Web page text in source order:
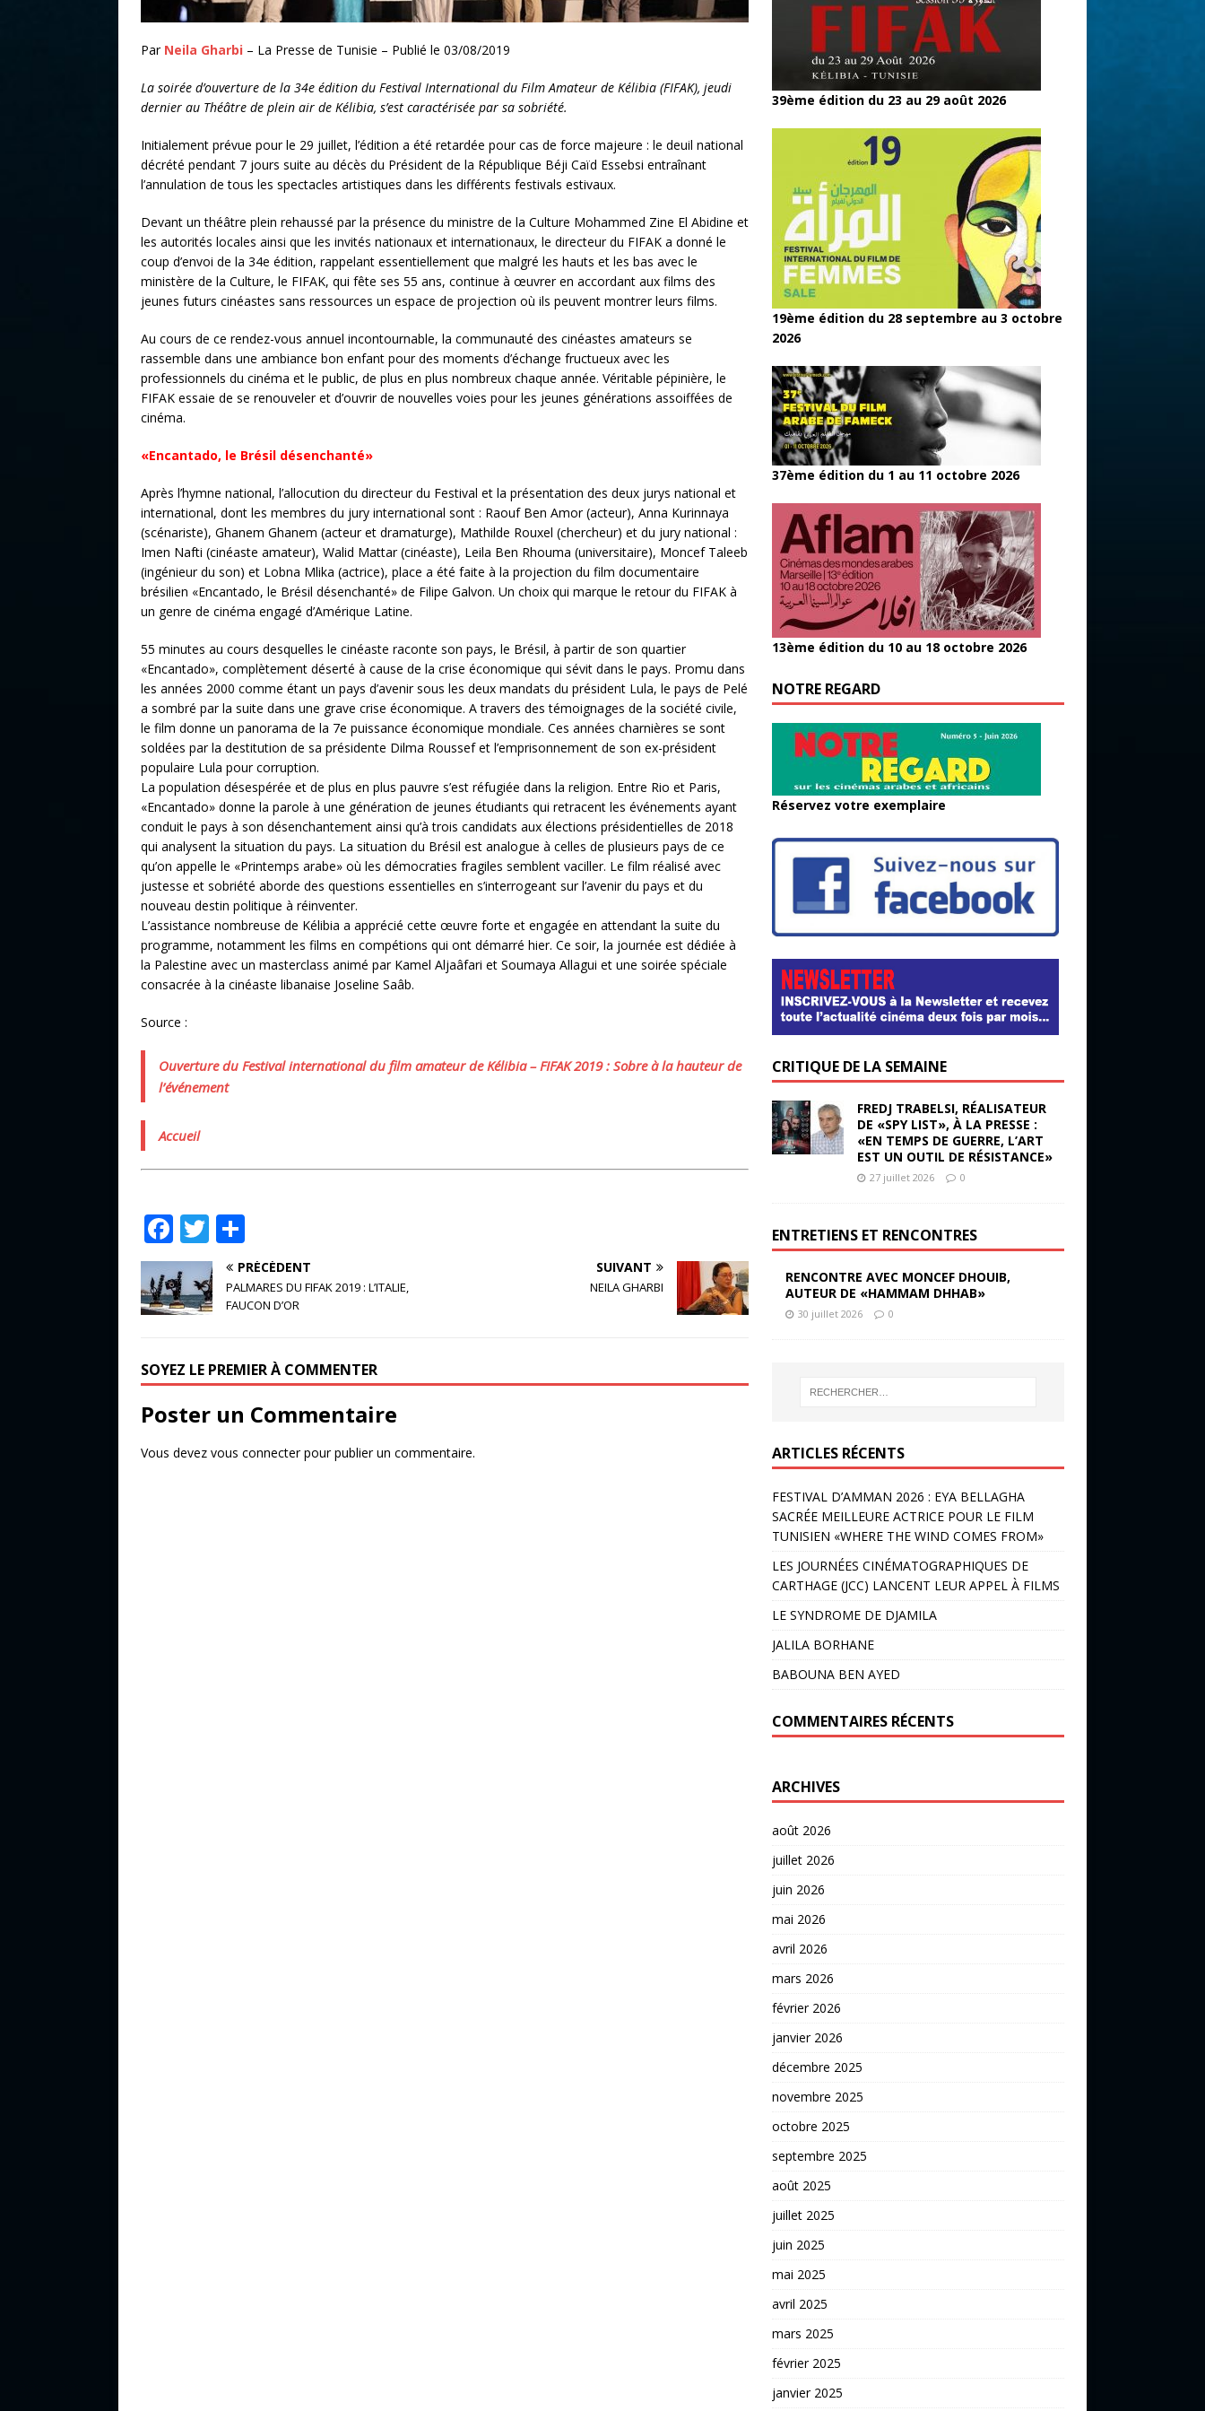
Par Neila Gharbi – La Presse de Tunisie – Publié le 03/08/2019
La soirée d’ouverture de la 34e édition du Festival International du Film Amateur de Kélibia (FIFAK), jeudi
dernier au Théâtre de plein air de Kélibia, s’est caractérisée par sa sobriété.
Initialement prévue pour le 29 juillet, l’édition a été retardée pour cas de force majeure : le deuil national
décrété pendant 7 jours suite au décès du Président de la République Béji Caïd Essebsi entraînant
l’annulation de tous les spectacles artistiques dans les différents festivals estivaux.
Devant un théâtre plein rehaussé par la présence du ministre de la Culture Mohammed Zine El Abidine et
les autorités locales ainsi que les invités nationaux et internationaux, le directeur du FIFAK a donné le
coup d’envoi de la 34e édition, rappelant essentiellement que malgré les hauts et les bas avec le
ministère de la Culture, le FIFAK, qui fête ses 55 ans, continue à œuvrer en accordant aux films des
jeunes futurs cinéastes sans ressources un espace de projection où ils peuvent montrer leurs films.
Au cours de ce rendez-vous annuel incontournable, la communauté des cinéastes amateurs se
rassemble dans une ambiance bon enfant pour des moments d’échange fructueux avec les
professionnels du cinéma et le public, de plus en plus nombreux chaque année. Véritable pépinière, le
FIFAK essaie de se renouveler et d’ouvrir de nouvelles voies pour les jeunes générations assoiffées de
cinéma.
«Encantado, le Brésil désenchanté»
Après l’hymne national, l’allocution du directeur du Festival et la présentation des deux jurys national et
international, dont les membres du jury international sont : Raouf Ben Amor (acteur), Anna Kurinnaya
(scénariste), Ghanem Ghanem (acteur et dramaturge), Mathilde Rouxel (chercheur) et du jury national :
Imen Nafti (cinéaste amateur), Walid Mattar (cinéaste), Leila Ben Rhouma (universitaire), Moncef Taleeb
(ingénieur du son) et Lobna Mlika (actrice), place a été faite à la projection du film documentaire
brésilien «Encantado, le Brésil désenchanté» de Filipe Galvon. Un choix qui marque le retour du FIFAK à
un genre de cinéma engagé d’Amérique Latine.
55 minutes au cours desquelles le cinéaste raconte son pays, le Brésil, à partir de son quartier
«Encantado», complètement déserté à cause de la crise économique qui sévit dans le pays. Promu dans
les années 2000 comme étant un pays d’avenir sous les deux mandats du président Lula, le pays de Pelé
a sombré par la suite dans une grave crise économique. A travers des témoignages de la société civile,
le film donne un panorama de la 7e puissance économique mondiale. Ces années charnières se sont
soldées par la destitution de sa présidente Dilma Roussef et l’emprisonnement de son ex-président
populaire Lula pour corruption.
La population désespérée et de plus en plus pauvre s’est réfugiée dans la religion. Entre Rio et Paris,
«Encantado» donne la parole à une génération de jeunes étudiants qui retracent les événements ayant
conduit le pays à son désenchantement ainsi qu’à trois candidats aux élections présidentielles de 2018
qui analysent la situation du pays. La situation du Brésil est analogue à celles de plusieurs pays de ce
qu’on appelle le «Printemps arabe» où les démocraties fragiles semblent vaciller. Le film réalisé avec
justesse et sobriété aborde des questions essentielles en s’interrogeant sur l’avenir du pays et du
nouveau destin politique à réinventer.
L’assistance nombreuse de Kélibia a apprécié cette œuvre forte et engagée en attendant la suite du
programme, notamment les films en compétions qui ont démarré hier. Ce soir, la journée est dédiée à
la Palestine avec un masterclass animé par Kamel Aljaâfari et Soumaya Allagui et une soirée spéciale
consacrée à la cinéaste libanaise Joseline Saâb.
Source :
Ouverture du Festival international du film amateur de Kélibia – FIFAK 2019 : Sobre à la hauteur de
l’événement
Accueil
F
a
c
e
o
o
k
T
w
it
te
ar
ta
g
r
PRÉCÉDENT
PALMARES DU FIFAK 2019 : L’ITALIE,
FAUCON D’OR
SUIVANT
NEILA GHARBI
SOYEZ LE PREMIER À COMMENTER
Poster un Commentaire
Vous devez vous connecterpour publier un commentaire.
39ème édition du 23 au 29 août 2026
19ème édition du 28 septembre au 3 octobre
2026
37ème édition du 1 au 11 octobre 2026
13ème édition du 10 au 18 octobre 2026
NOTRE REGARD
Réservez votre exemplaire
CRITIQUE DE LA SEMAINE
FREDJ TRABELSI, RÉALISATEUR
DE «SPY LIST», À LA PRESSE :
«EN TEMPS DE GUERRE, L’ART
EST UN OUTIL DE RÉSISTANCE»
27 juillet 2026 0
ENTRETIENS ET RENCONTRES
RENCONTRE AVEC MONCEF DHOUIB,
AUTEUR DE «HAMMAM DHHAB»
30 juillet 2026 0
ARTICLES RÉCENTS
FESTIVAL D’AMMAN 2026 : EYA BELLAGHA
SACRÉE MEILLEURE ACTRICE POUR LE FILM
TUNISIEN «WHERE THE WIND COMES FROM»
LES JOURNÉES CINÉMATOGRAPHIQUES DE
CARTHAGE (JCC) LANCENT LEUR APPEL À FILMS
LE SYNDROME DE DJAMILA
JALILA BORHANE
BABOUNA BEN AYED
COMMENTAIRES RÉCENTS
ARCHIVES
août 2026
juillet 2026
juin 2026
mai 2026
avril 2026
mars 2026
février 2026
janvier 2026
décembre 2025
novembre 2025
octobre 2025
septembre 2025
août 2025
juillet 2025
juin 2025
mai 2025
avril 2025
mars 2025
février 2025
janvier 2025